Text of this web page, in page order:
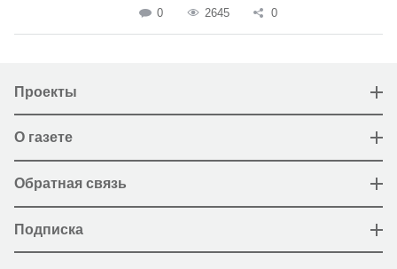
0 2645 0
Проекты
О газете
Обратная связь
Подписка